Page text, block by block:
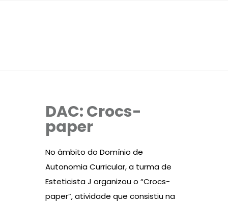
DAC: Crocs-
paper
No âmbito do Domínio de
Autonomia Curricular, a turma de
Esteticista J organizou o “Crocs-
paper”, atividade que consistiu na